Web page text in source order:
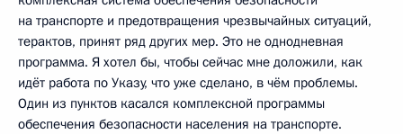
на транспорте и предотвращения чрезвычайных ситуаций,
терактов, принят ряд других мер. Это не однодневная
программа. Я хотел бы, чтобы сейчас мне доложили, как
идёт работа по Указу, что уже сделано, в чём проблемы.
Один из пунктов касался комплексной программы
обеспечения безопасности населения на транспорте.